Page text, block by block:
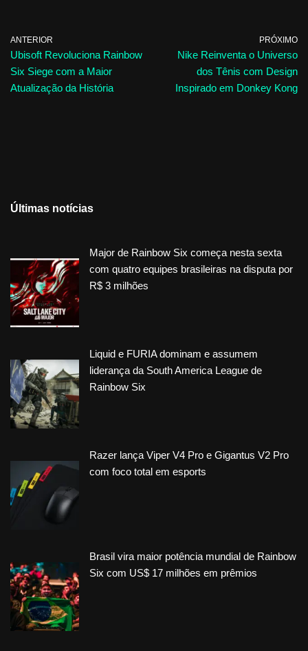
ANTERIOR
Ubisoft Revoluciona Rainbow
Six Siege com a Maior
Atualização da História
PRÓXIMO
Nike Reinventa o Universo
dos Tênis com Design
Inspirado em Donkey Kong
Últimas notícias
Major de Rainbow Six começa nesta sexta
com quatro equipes brasileiras na disputa por
R$ 3 milhões
Liquid e FURIA dominam e assumem
liderança da South America League de
Rainbow Six
Razer lança Viper V4 Pro e Gigantus V2 Pro
com foco total em esports
Brasil vira maior potência mundial de Rainbow
Six com US$ 17 milhões em prêmios